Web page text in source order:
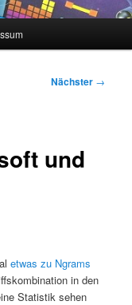
Nächster →
und
etwas zu Ngrams
in den
Statistik sehen